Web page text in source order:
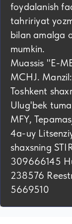
foydalanish
tahririyat
bilan amalga
mumkin.
Muassis "E-
MCHJ.
Toshkent
Ulug'bek
MFY,
4а-uy
shaxsning
309666145
238576
5669510